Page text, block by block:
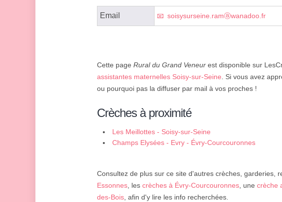
Email soisysurseine.ramⓐwanadoo.fr
Cette page Rural du Grand Veneur est disponible sur
assistantes maternelles Soisy-sur-Seine. Si vous avez
ou pourquoi pas la diffuser par mail à vos proches !
Crèches à proximité
Les Meillottes - Soisy-sur-Seine
Champs Elysées - Evry - Évry-Courcouronnes
Consultez de plus sur ce site d'autres crèches, garderies,
Essonnes, les crèches à Évry-Courcouronnes, une crèche
des-Bois, afin d'y lire les info recherchées.